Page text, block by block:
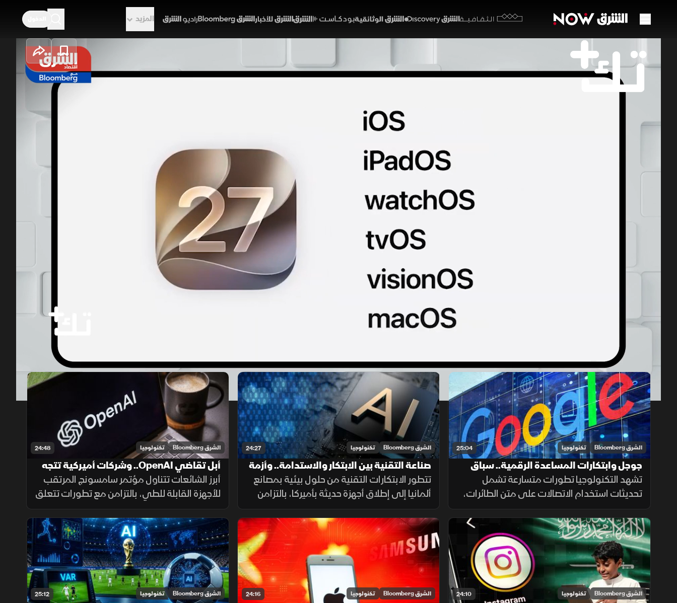
الثقافية
المزيد
1x auto
طائرات بدون طيار من الكرتون المقوى.. وتحذير من
ترك البطاريات داخل السيارات
التكاليف وتحسين الاستدامة، وصولًا إلى تحذيرات الخبراء من مخاطر ترك البطاريات داخل السيارات خلال ارتفاع درجات الحرارة
وما قد يترتب عليه من أضرار ومخاطر.
برامج اقتصاد الشرق تك بلس عبد الله السبع
حلقات الموسم 2026
25:04 الشرق Bloomberg تكنولوجيا
جوجل وابتكارات المساعدة الرقمية.. سباق
جديد نحو المستقبل
تشهد التكنولوجيا تطورات متسارعة تشمل
تحديثات استخدام الاتصالات على متن الطائرات،
وابتكارات لدعم ذوي الإعاقة، وتقنيات تعتمد
حركة العين، إلى جانب أدوات جديدة لتعزيز أمن
الحسابات الرقمية.
24:27 الشرق Bloomberg تكنولوجيا
صناعة التقنية بين الابتكار والاستدامة.. وأزمة
الشرائح تضغط على الأسعار
تتطور الابتكارات التقنية من حلول بيئية بمصانع
ألمانيا إلى إطلاق أجهزة حديثة بأميركا، بالتزامن
مع حظر النظارات الذكية بنيويورك وتأثر أسعار
الحاسوب بأزمة الشرائح والذكاء الاصطناعي
عالميا.
24:48 الشرق Bloomberg تكنولوجيا
أبل تقاضي OpenAI.. وشركات أميركية تتجه
للذكاء الاصطناعي الصيني
أبرز الشائعات تتناول مؤتمر سامسونج المرتقب
للأجهزة القابلة للطي، بالتزامن مع تطورات تتعلق
بقضايا قانونية تواجه OpenAI، واتجاه شركات
أميركية متزايد للاعتماد على نماذج ذكاء
اصطناعي صينية
24:10 الشرق Bloomberg تكنولوجيا 24:16 الشرق Bloomberg تكنولوجيا 25:12 الشرق Bloomberg تكنولوجيا